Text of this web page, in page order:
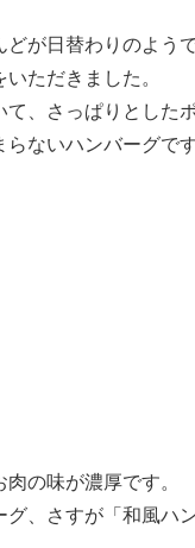
が日替わりのよう
いただきました。
、さっぱりとした
ないハンバーグです
の味が濃厚です。
、さすが「和風ハ